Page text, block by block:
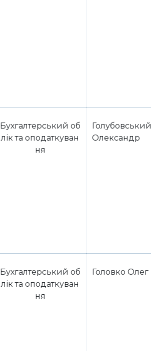
Бухгалтерський об
лік та оподаткуван
ня
Голубовський
Олександр
Бухгалтерський об
лік та оподаткуван
ня
Головко Олег